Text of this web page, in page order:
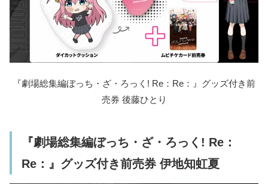
『劇場総集編ぼっち・ざ・ろっく! Re：Re：』グッズ付き前
売券 後藤ひとり
『劇場総集編ぼっち・ざ・ろっく! Re：
Re：』グッズ付き前売券 伊地知虹夏